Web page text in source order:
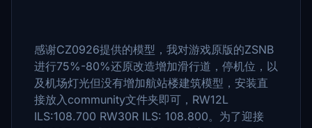
感谢CZ0926提供的模型，我对游戏原版的ZSNB
进行75%-80%还原改造增加滑行道，停机位，以
及机场灯光但没有增加航站楼建筑模型，安装直
接放入community文件夹即可，RW12L
ILS:108.700 RW30R ILS: 108.800。为了迎接